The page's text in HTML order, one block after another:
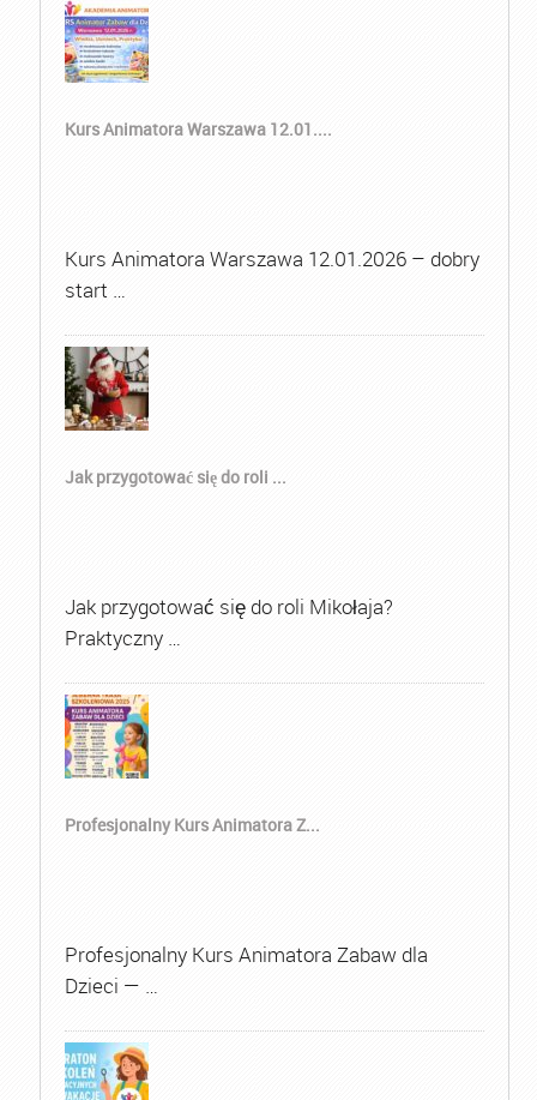
Kurs Animatora Warszawa 12.01....
Kurs Animatora Warszawa 12.01.2026 – dobry
start …
Jak przygotować się do roli ...
Jak przygotować się do roli Mikołaja?
Praktyczny …
Profesjonalny Kurs Animatora Z...
Profesjonalny Kurs Animatora Zabaw dla
Dzieci — …